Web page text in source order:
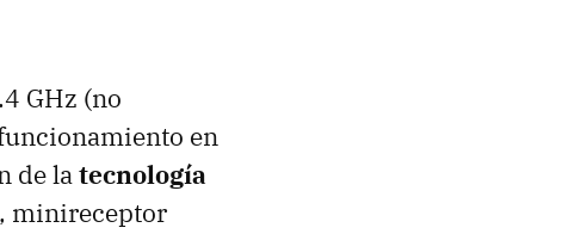
GHz (no
en
de latecnología
minireceptor